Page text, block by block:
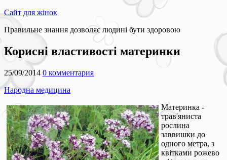
Сайт для жінок
Правильне знання дозволяє людині бути здоровою
Корисні властивості материнки
25/09/2014 0 комментария
Народна медицина
Материнка -
трав'яниста
рослина
заввишки до
одного метра, з
квітками рожево